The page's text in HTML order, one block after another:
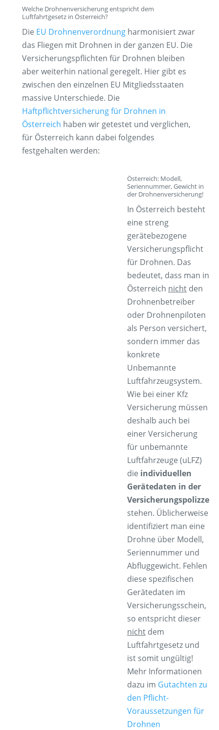
Welche Drohnenversicherung entspricht dem
Luftfahrtgesetz in Österreich?
Die EU Drohnenverordnungharmonisiert zwar
das Fliegen mit Drohnen in der ganzen EU. Die
Versicherungspflichten für Drohnen bleiben
aber weiterhin national geregelt. Hier gibt es
zwischen den einzelnen EU Mitgliedsstaaten
massive Unterschiede. Die
Haftpflichtversicherung für Drohnen in
Österreich haben wir getestet und verglichen,
für Österreich kann dabei folgendes
festgehalten werden:
Österreich: Modell,
Seriennummer, Gewicht in
der Drohnenversicherung!
In Österreich besteht
eine streng
gerätebezogene
Versicherungspflicht
für Drohnen. Das
bedeutet, dass man in
Österreich nichtden
Drohnenbetreiber
oder Drohnenpiloten
als Person versichert,
sondern immer das
konkrete
Unbemannte
Luftfahrzeugsystem.
Wie bei einer Kfz
Versicherung müssen
deshalb auch bei
einer Versicherung
für unbemannte
Luftfahrzeuge (uLFZ)
die individuellen
Gerätedaten in der
Versicherungspolizze
stehen. Üblicherweise
identifiziert man eine
Drohne über Modell,
Seriennummer und
Abfluggewicht. Fehlen
diese spezifischen
Gerätedaten im
Versicherungsschein,
so entspricht dieser
nichtdem
Luftfahrtgesetz und
ist somit ungültig!
Mehr Informationen
dazu im Gutachten zu
den Pflicht-
Voraussetzungen für
Drohnen